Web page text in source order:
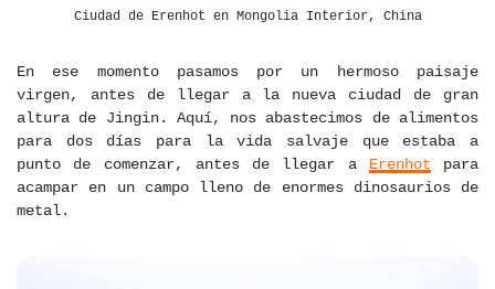
Ciudad de Erenhot en Mongolia Interior, China
En ese momento pasamos por un hermoso paisaje
virgen, antes de llegar a la nueva ciudad de gran
altura de Jingin. Aquí, nos abastecimos de alimentos
para dos días para la vida salvaje que estaba a
punto de comenzar, antes de llegar a Erenhot para
acampar en un campo lleno de enormes dinosaurios de
metal.